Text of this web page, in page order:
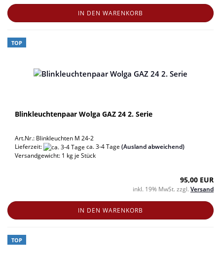
IN DEN WARENKORB
TOP
Blinkleuchtenpaar Wolga GAZ 24 2. Serie
Art.Nr.: Blinkleuchten M 24-2
Lieferzeit:
ca. 3-4 Tage (Ausland abweichend)
Versandgewicht: 1 kg je Stück
95,00 EUR
inkl. 19% MwSt. zzgl. Versand
IN DEN WARENKORB
TOP